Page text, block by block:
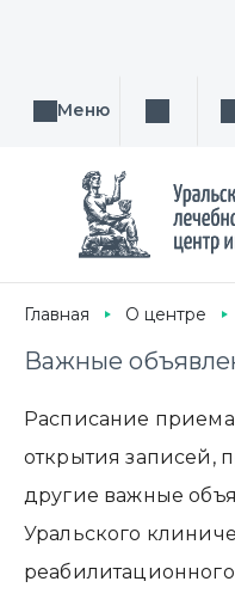
Меню Поиск
Главная О центре
Важные
Расписание
открытия записей,
другие важные
Уральского